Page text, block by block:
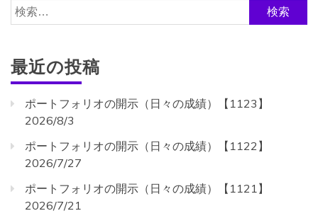
検
索:
最近の投稿
ポートフォリオの開示（日々の成績）【1123】
2026/8/3
ポートフォリオの開示（日々の成績）【1122】
2026/7/27
ポートフォリオの開示（日々の成績）【1121】
2026/7/21